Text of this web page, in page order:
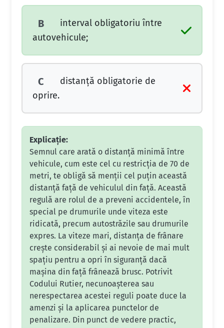
B
interval obligatoriu între
autovehicule;
C
distanţă obligatorie de
oprire.
Explicație:
Semnul care arată o distanță minimă între
vehicule, cum este cel cu restricția de 70 de
metri, te obligă să menții cel puțin această
distanță față de vehiculul din față. Această
regulă are rolul de a preveni accidentele, în
special pe drumurile unde viteza este
ridicată, precum autostrăzile sau drumurile
expres. La viteze mari, distanța de frânare
crește considerabil și ai nevoie de mai mult
spațiu pentru a opri în siguranță dacă
mașina din față frânează brusc. Potrivit
Codului Rutier, necunoașterea sau
nerespectarea acestei reguli poate duce la
amenzi și la aplicarea punctelor de
penalizare. Din punct de vedere practic,